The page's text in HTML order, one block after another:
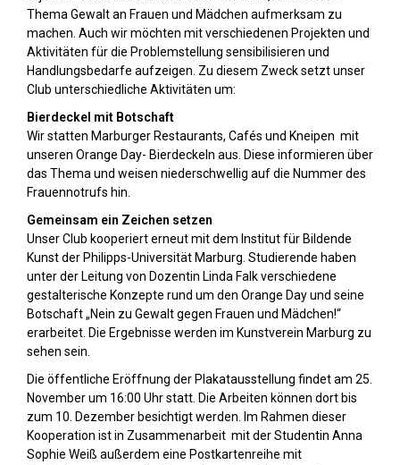
Thema Gewalt an Frauen und Mädchen aufmerksam zu
machen. Auch wir möchten mit verschiedenen Projekten und
Aktivitäten für die Problemstellung sensibilisieren und
Handlungsbedarfe aufzeigen. Zu diesem Zweck setzt unser
Club unterschiedliche Aktivitäten um:
Bierdeckel mit Botschaft
Wir statten Marburger Restaurants, Cafés und Kneipen mit
unseren Orange Day- Bierdeckeln aus. Diese informieren über
das Thema und weisen niederschwellig auf die Nummer des
Frauennotrufs hin.
Gemeinsam ein Zeichen setzen
Unser Club kooperiert erneut mit dem Institut für Bildende
Kunst der Philipps-Universität Marburg. Studierende haben
unter der Leitung von Dozentin Linda Falk verschiedene
gestalterische Konzepte rund um den Orange Day und seine
Botschaft „Nein zu Gewalt gegen Frauen und Mädchen!“
erarbeitet. Die Ergebnisse werden im Kunstverein Marburg zu
sehen sein.
Die öffentliche Eröffnung der Plakatausstellung findet am 25.
November um 16:00 Uhr statt. Die Arbeiten können dort bis
zum 10. Dezember besichtigt werden. Im Rahmen dieser
Kooperation ist in Zusammenarbeit mit der Studentin Anna
Sophie Weiß außerdem eine Postkartenreihe mit